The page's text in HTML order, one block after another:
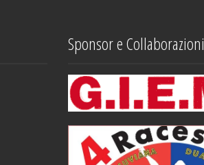
Sponsor e Collaborazioni